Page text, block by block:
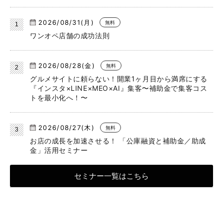
2026/08/31(月) 無料
ワンオペ店舗の成功法則
2026/08/28(金) 無料
グルメサイトに頼らない！開業1ヶ月目から満席にする
『インスタ×LINE×MEO×AI』集客〜補助金で集客コス
トを最小化へ！〜
2026/08/27(木) 無料
お店の成長を加速させる！ 「公庫融資と補助金／助成
金」活用セミナー
セミナー一覧はこちら